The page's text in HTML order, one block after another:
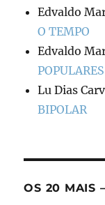
Edvaldo
O TEMPO
Edvaldo
Lu Dias
BIPOLAR
OS 20 MAIS